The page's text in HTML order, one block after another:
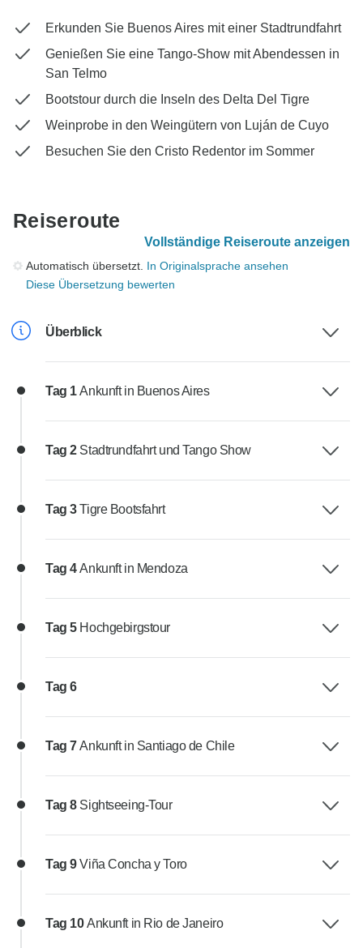
Erkunden Sie Buenos Aires mit einer Stadtrundfahrt
Genießen Sie eine Tango-Show mit Abendessen in
San Telmo
Bootstour durch die Inseln des Delta Del Tigre
Weinprobe in den Weingütern von Luján de Cuyo
Besuchen Sie den Cristo Redentor im Sommer
Reiseroute
Vollständige Reiseroute anzeigen
Automatisch übersetzt. In Originalsprache ansehen
Diese Übersetzung bewerten
Überblick
Tag 1Ankunft in Buenos Aires
Tag 2 Stadtrundfahrt und Tango Show
Tag 3Tigre Bootsfahrt
Tag 4Ankunft in Mendoza
Tag 5 Hochgebirgstour
Tag 6
Tag 7Ankunft in Santiago de Chile
Tag 8 Sightseeing-Tour
Tag 9Viña Concha y Toro
Tag 10Ankunft in Rio de Janeiro